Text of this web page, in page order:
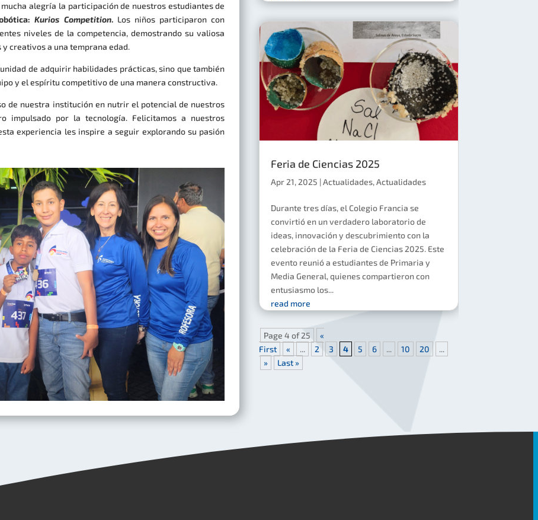
alegría la participación de nuestros estudiantes de
Kurios Competition.​​L​os niños participaron con
niveles de la competencia, demostrando su valiosa
creativos a una temprana edad.
de adquirir habilidades prácticas, sino que también
y el espíritu competitivo de una manera constructiva.
de nuestra institución en nutrir el potencial de nuestros
impulsado por la tecnología. Felicitamos a nuestros
experiencia les inspire a seguir explorando su pasión
Feria de Ciencias 2025
Apr 21, 2025 |Actualidades,Actualidades
Durante tres días, el Colegio Francia se
convirtió en un verdadero laboratorio de
ideas, innovación y descubrimiento con la
celebración de la Feria de Ciencias 2025. Este
evento reunió a estudiantes de Primaria y
Media General, quienes compartieron con
entusiasmo los...
read more
Page 4 of 25
«
First
« ... 2 3 4 5 6 ... 10 20
...
»
Last »